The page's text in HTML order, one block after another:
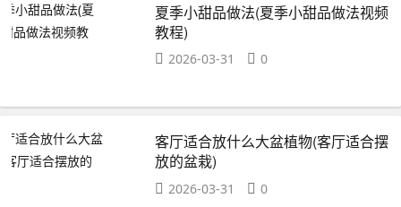
夏季小甜品做法(夏季小甜品做法视频
教程)
2026-03-31 0
客厅适合放什么大盆植物(客厅适合摆
放的盆栽)
2026-03-31 0